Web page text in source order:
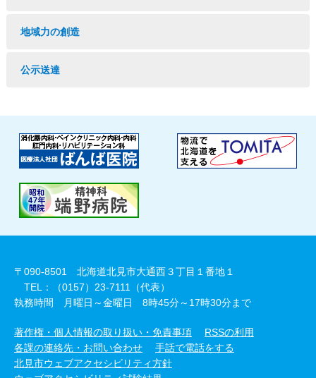
地域力の創造
公示送達
〒090-8501 北海道北見市大通西３丁目１番地１
TEL：（0157）23-7111（代表）
執務時間 月曜日～金曜日 8時45分～17時30分まで
著作権・個人情報の取り扱い・免責事項
RSSの利用
各課の連絡先・お問い合わせ
手話で電話をする
北見市ウェブアクセシビリティ方針